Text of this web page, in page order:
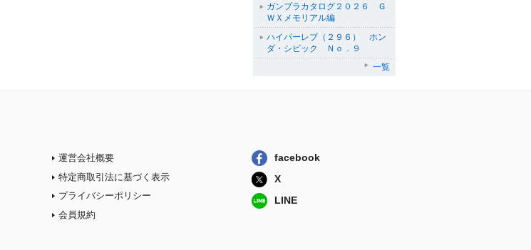
ガンプラカタログ２０２６ Ｇ
ＷＸメモリアル編
ハイパーレブ（２９６） ホン
ダ・シビック Ｎｏ．９
一覧
運営会社概要
特定商取引法に基づく表示
プライバシーポリシー
会員規約
facebook
X
LINE